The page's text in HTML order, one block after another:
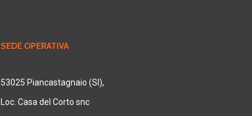
SEDE OPERATIVA
53025 Piancastagnaio (SI),
Loc. Casa del Corto snc